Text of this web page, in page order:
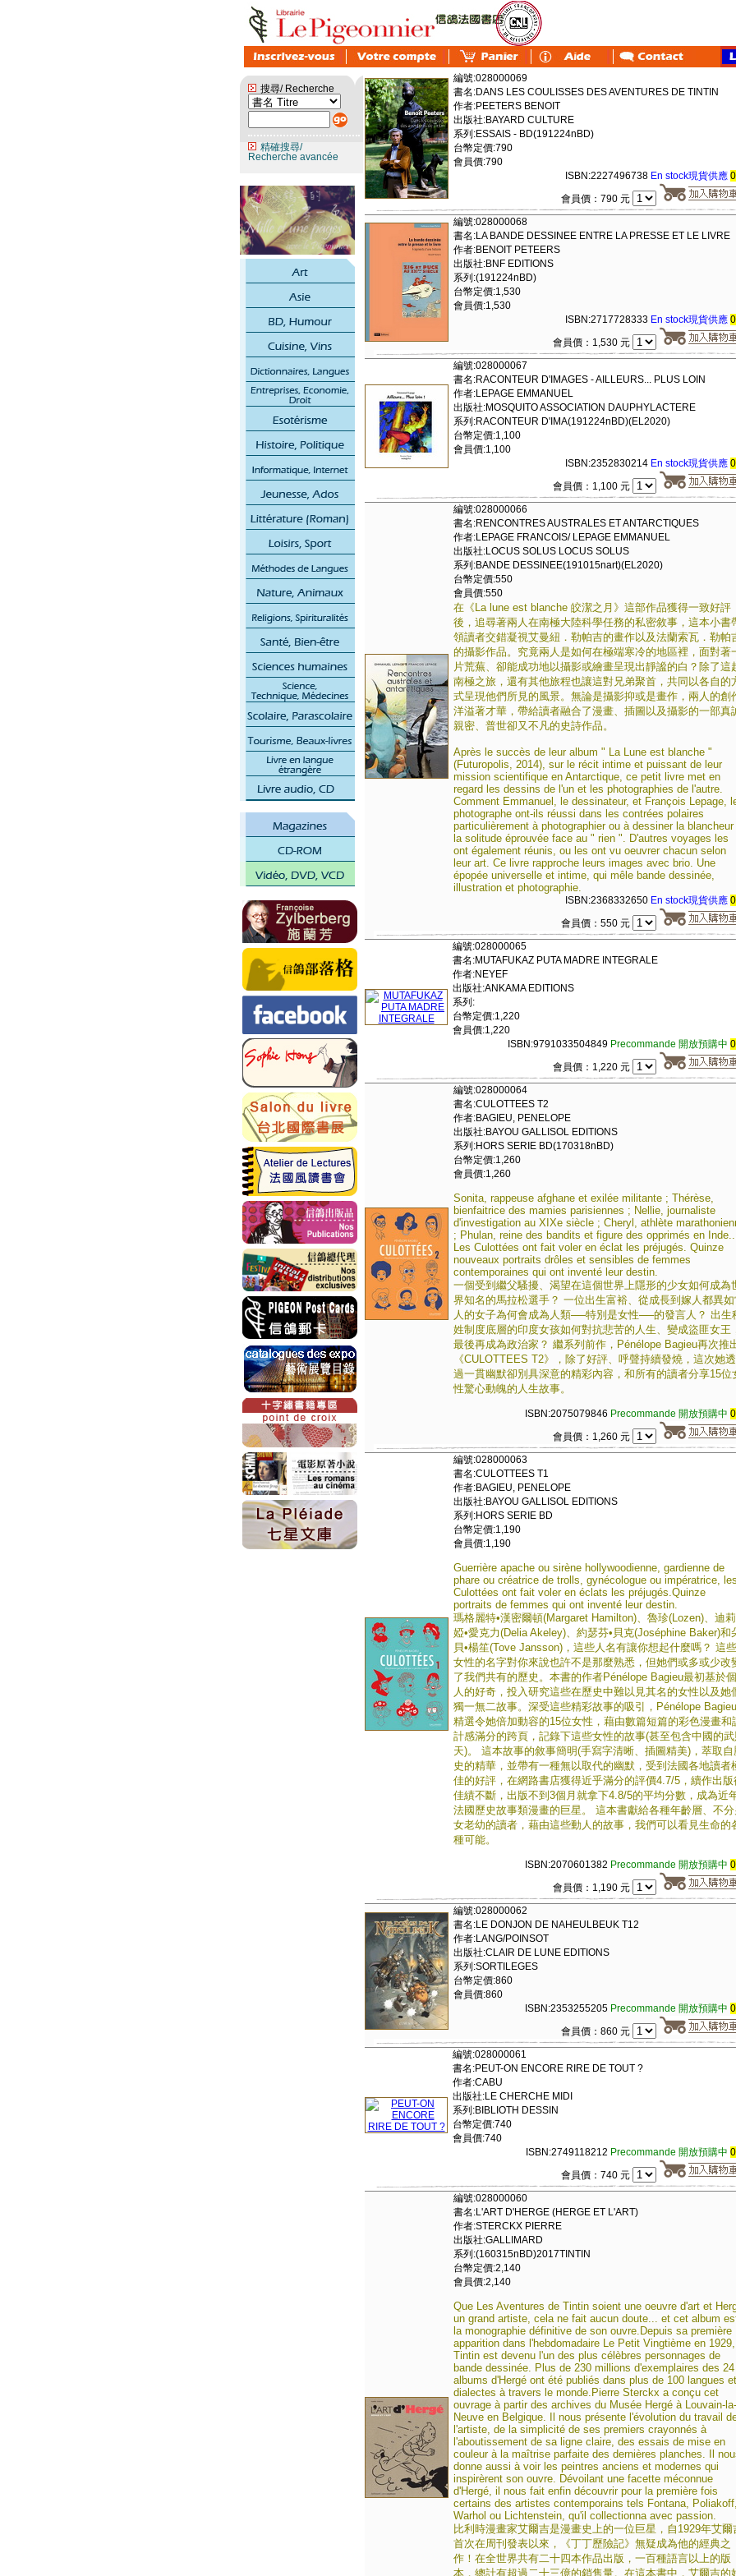
搜尋/ Recherche
精確搜尋/
Recherche avancée
編號:028000069
書名:DANS LES COULISSES DES AVENTURES DE TINTIN
作者:PEETERS BENOIT
出版社:BAYARD CULTURE
系列:ESSAIS - BD(191224nBD)
台幣定價:790
會員價:790
ISBN:2227496738 En stock現貨供應
會員價：790 元
編號:028000068
書名:LA BANDE DESSINEE ENTRE LA PRESSE ET LE LIVRE
作者:BENOIT PETEERS
出版社:BNF EDITIONS
系列:(191224nBD)
台幣定價:1,530
會員價:1,530
ISBN:2717728333 En stock現貨供應
會員價：1,530 元
編號:028000067
書名:RACONTEUR D'IMAGES - AILLEURS... PLUS LOIN
作者:LEPAGE EMMANUEL
出版社:MOSQUITO ASSOCIATION DAUPHYLACTERE
系列:RACONTEUR D'IMA(191224nBD)(EL2020)
台幣定價:1,100
會員價:1,100
ISBN:2352830214 En stock現貨供應
會員價：1,100 元
編號:028000066
書名:RENCONTRES AUSTRALES ET ANTARCTIQUES
作者:LEPAGE FRANCOIS/ LEPAGE EMMANUEL
出版社:LOCUS SOLUS LOCUS SOLUS
系列:BANDE DESSINEE(191015nart)(EL2020)
台幣定價:550
會員價:550
在《La lune est blanche 皎潔之月》這部作品獲得一致好評
後，追尋著兩人在南極大陸科學任務的私密敘事，這本小書
領讀者交錯凝視艾曼紐．勒帕吉的畫作以及法蘭索瓦．勒帕
的攝影作品。究竟兩人是如何在極端寒冷的地區裡，面對著
片荒蕪、卻能成功地以攝影或繪畫呈現出靜謐的白？除了這
南極之旅，還有其他旅程也讓這對兄弟聚首，共同以各自的
式呈現他們所見的風景。無論是攝影抑或是畫作，兩人的創
洋溢著才華，帶給讀者融合了漫畫、插圖以及攝影的一部真
親密、普世卻又不凡的史詩作品。
Après le succès de leur album " La Lune est blanche "
(Futuropolis, 2014), sur le récit intime et puissant de leur
mission scientifique en Antarctique, ce petit livre met en
regard les dessins de l'un et les photographies de l'autre.
Comment Emmanuel, le dessinateur, et François Lepage,
photographe ont-ils réussi dans les contrées polaires
particulièrement à photographier ou à dessiner la blancheur
la solitude éprouvée face au " rien ". D'autres voyages les
ont également réunis, ou les ont vu oeuvrer chacun selon
leur art. Ce livre rapproche leurs images avec brio. Une
épopée universelle et intime, qui mêle bande dessinée,
illustration et photographie.
ISBN:2368332650 En stock現貨供應
會員價：550 元
編號:028000065
書名:MUTAFUKAZ PUTA MADRE INTEGRALE
作者:NEYEF
出版社:ANKAMA EDITIONS
系列:
台幣定價:1,220
會員價:1,220
ISBN:9791033504849 Precommande 開放預購中
會員價：1,220 元
編號:028000064
書名:CULOTTEES T2
作者:BAGIEU, PENELOPE
出版社:BAYOU GALLISOL EDITIONS
系列:HORS SERIE BD(170318nBD)
台幣定價:1,260
會員價:1,260
Sonita, rappeuse afghane et exilée militante ; Thérèse,
bienfaitrice des mamies parisiennes ; Nellie, journaliste
d'investigation au XIXe siècle ; Cheryl, athlète
; Phulan, reine des bandits et figure des opprimés en
Les Culottées ont fait voler en éclat les préjugés. Quinze
nouveaux portraits drôles et sensibles de femmes
contemporaines qui ont inventé leur destin.
一個受到繼父騷擾、渴望在這個世界上隱形的少女如何成為
界知名的馬拉松選手？ 一位出生富裕、從成長到嫁人都異如
人的女子為何會成為人類──特別是女性──的發言人？ 出生
姓制度底層的印度女孩如何對抗悲苦的人生、變成盜匪女王
最後再成為政治家？ 繼系列前作，Pénélope Bagieu再次推
《CULOTTEES T2》，除了好評、呼聲持續發燒，這次她透
過一貫幽默卻別具深意的精彩內容，和所有的讀者分享15位
性驚心動魄的人生故事。
ISBN:2075079846 Precommande 開放預購中
會員價：1,260 元
編號:028000063
書名:CULOTTEES T1
作者:BAGIEU, PENELOPE
出版社:BAYOU GALLISOL EDITIONS
系列:HORS SERIE BD
台幣定價:1,190
會員價:1,190
Guerrière apache ou sirène hollywoodienne, gardienne de
phare ou créatrice de trolls, gynécologue ou impératrice, les
Culottées ont fait voler en éclats les préjugés.Quinze
portraits de femmes qui ont inventé leur destin.
瑪格麗特•漢密爾頓(Margaret Hamilton)、魯珍(Lozen)、迪莉
婭•愛克力(Delia Akeley)、約瑟芬•貝克(Joséphine Baker)和
貝•楊笙(Tove Jansson)，這些人名有讓你想起什麼嗎？ 這些
女性的名字對你來說也許不是那麼熟悉，但她們或多或少改
了我們共有的歷史。本書的作者Pénélope Bagieu最初基於個
人的好奇，投入研究這些在歷史中難以見其名的女性以及她
獨一無二故事。深受這些精彩故事的吸引，Pénélope Bagieu
精選令她倍加動容的15位女性，藉由數篇短篇的彩色漫畫和
計感滿分的跨頁，記錄下這些女性的故事(甚至包含中國的武
天)。 這本故事的敘事簡明(手寫字清晰、插圖精美)，萃取自
史的精華，並帶有一種無以取代的幽默，受到法國各地讀者
佳的好評，在網路書店獲得近乎滿分的評價4.7/5，續作出版
佳績不斷，出版不到3個月就拿下4.8/5的平均分數，成為近
法國歷史故事類漫畫的巨星。 這本書獻給各種年齡層、不分
女老幼的讀者，藉由這些動人的故事，我們可以看見生命的
種可能。
ISBN:2070601382 Precommande 開放預購中
會員價：1,190 元
編號:028000062
書名:LE DONJON DE NAHEULBEUK T12
作者:LANG/POINSOT
出版社:CLAIR DE LUNE EDITIONS
系列:SORTILEGES
台幣定價:860
會員價:860
ISBN:2353255205 Precommande 開放預購中
會員價：860 元
編號:028000061
書名:PEUT-ON ENCORE RIRE DE TOUT ?
作者:CABU
出版社:LE CHERCHE MIDI
系列:BIBLIOTH DESSIN
台幣定價:740
會員價:740
ISBN:2749118212 Precommande 開放預購中
會員價：740 元
編號:028000060
書名:L'ART D'HERGE (HERGE ET L'ART)
作者:STERCKX PIERRE
出版社:GALLIMARD
系列:(160315nBD)2017TINTIN
台幣定價:2,140
會員價:2,140
Que Les Aventures de Tintin soient une oeuvre d'art et
un grand artiste, cela ne fait aucun doute... et cet album
la monographie définitive de son ouvre.Depuis sa première
apparition dans l'hebdomadaire Le Petit Vingtième en 1929,
Tintin est devenu l'un des plus célèbres personnages de
bande dessinée. Plus de 230 millions d'exemplaires des 24
albums d'Hergé ont été publiés dans plus de 100 langues et
dialectes à travers le monde.Pierre Sterckx a conçu cet
ouvrage à partir des archives du Musée Hergé à Louvain-la-
Neuve en Belgique. Il nous présente l'évolution du travail
l'artiste, de la simplicité de ses premiers crayonnés à
l'aboutissement de sa ligne claire, des essais de mise en
couleur à la maîtrise parfaite des dernières planches. Il
donne aussi à voir les peintres anciens et modernes qui
inspirèrent son ouvre. Dévoilant une facette méconnue
d'Hergé, il nous fait enfin découvrir pour la première fois
certains des artistes contemporains tels Fontana, Poliakoff,
Warhol ou Lichtenstein, qu'il collectionna avec passion.
比利時漫畫家艾爾吉是漫畫史上的一位巨星，自1929年艾爾
首次在周刊發表以來，《丁丁歷險記》無疑成為他的經典之
作！在全世界共有二十四本作品出版，一百種語言以上的版
本，總計有超過二十三億的銷售量。在這本書中，艾爾吉的